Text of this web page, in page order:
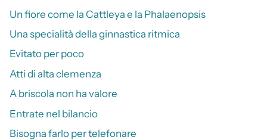
Un fiore come la Cattleya e la Phalaenopsis
Una specialità della ginnastica ritmica
Evitato per poco
Atti di alta clemenza
A briscola non ha valore
Entrate nel bilancio
Bisogna farlo per telefonare